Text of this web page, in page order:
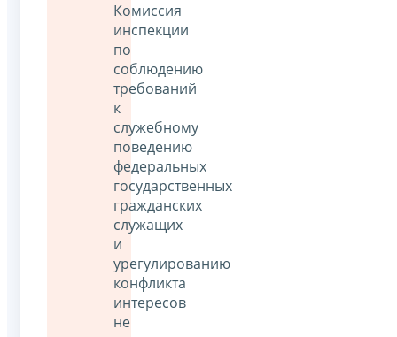
Комиссия
инспекции
по
соблюдению
требований
к
служебному
поведению
федеральных
государственных
гражданских
служащих
и
урегулированию
конфликта
интересов
не